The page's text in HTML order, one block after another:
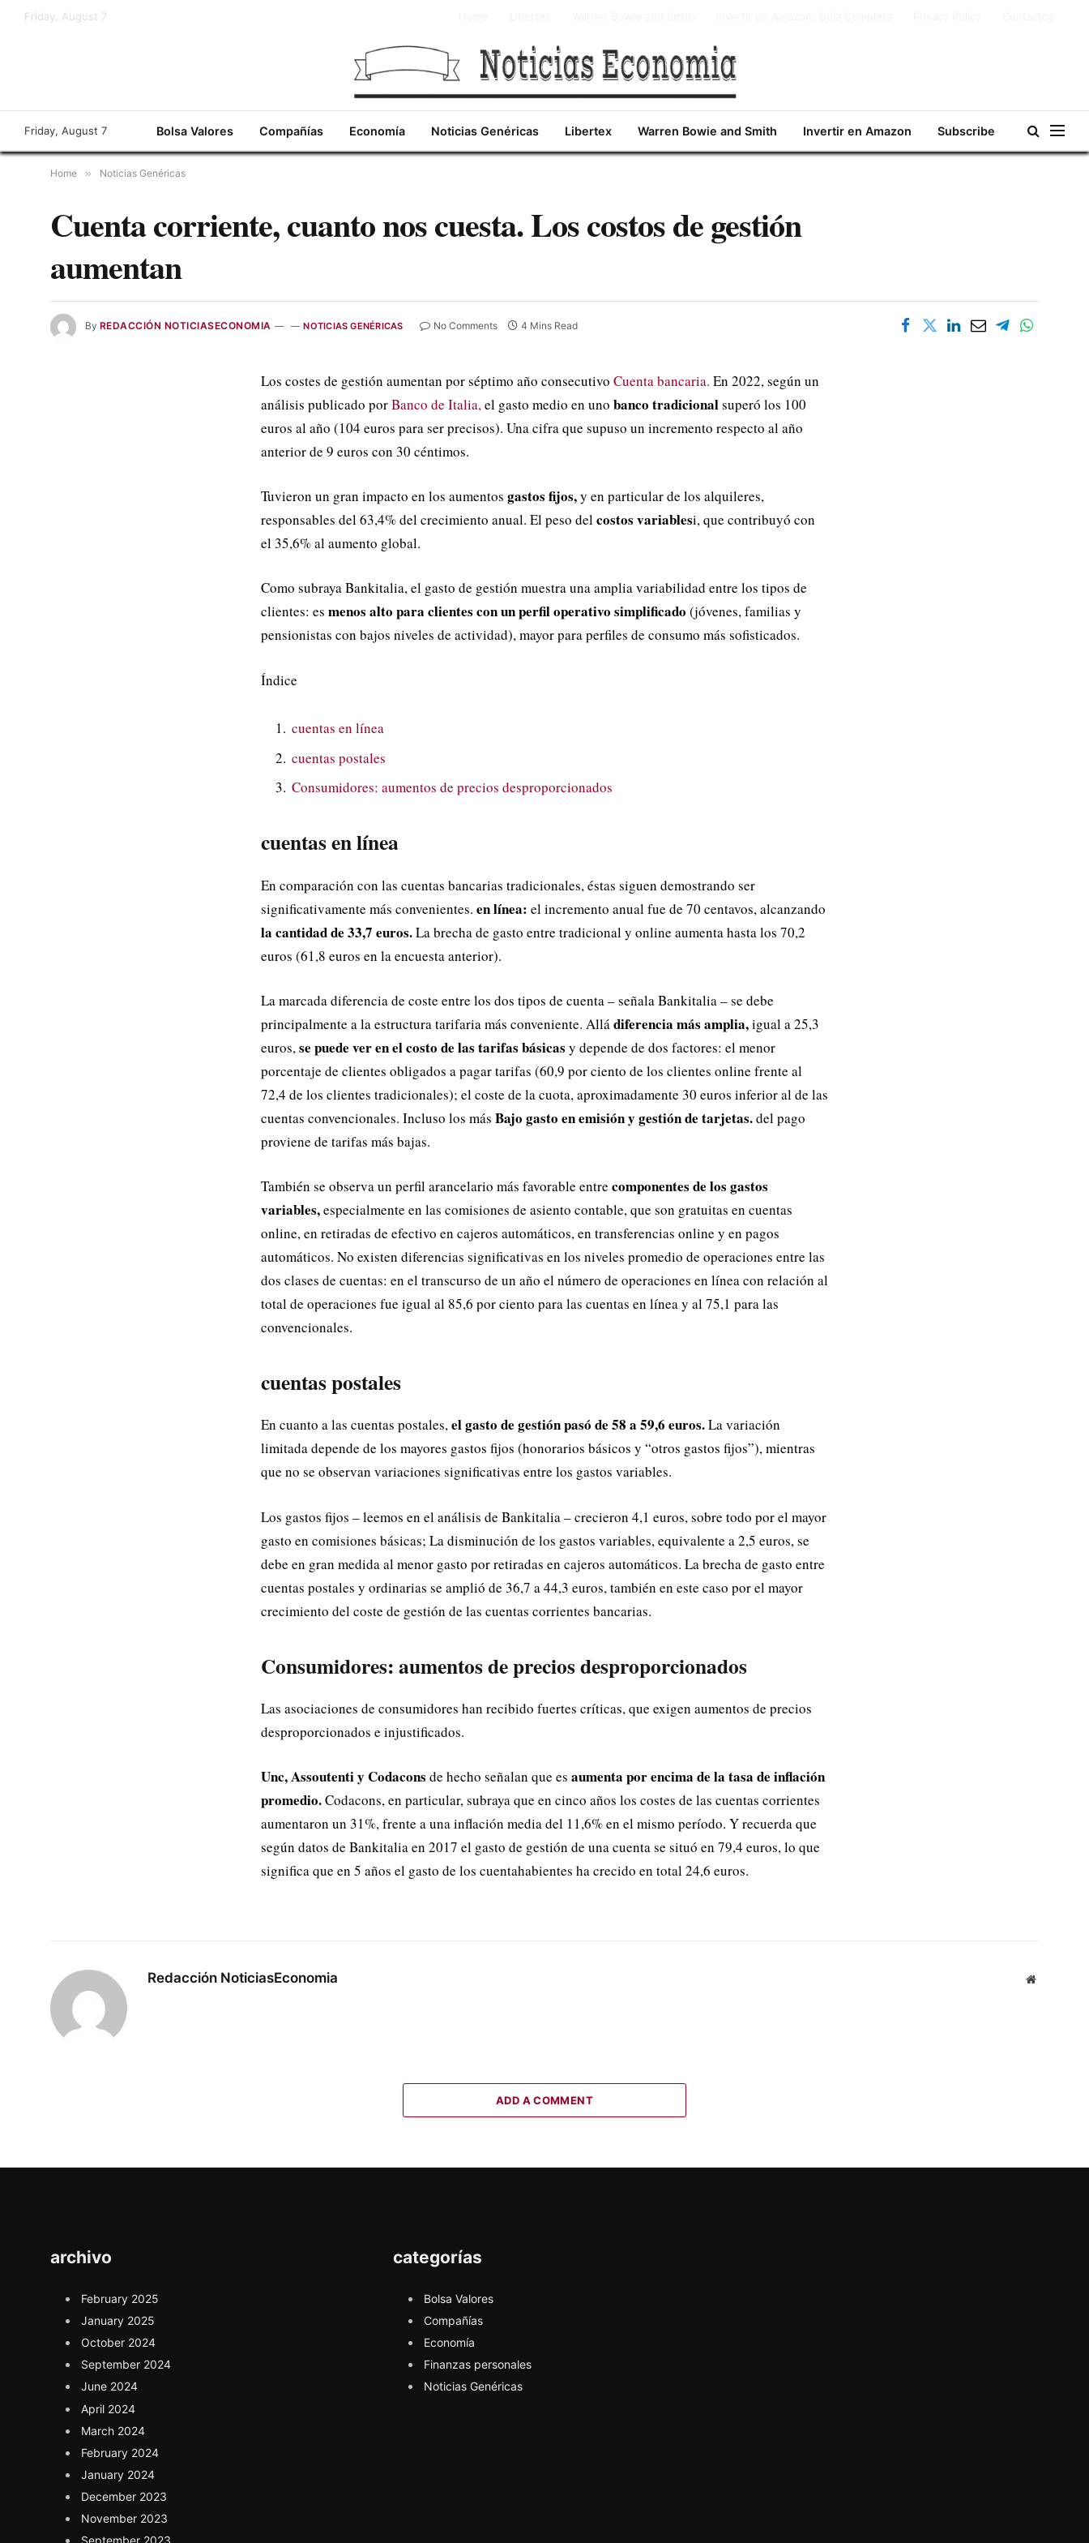
Friday, August 7
Friday, August 7 Bolsa Valores Compañías Economía Noticias Genéricas Libertex Warren Bowie and Smith Invertir en Amazon Subscribe
Home » Noticias Genéricas
Cuenta corriente, cuanto nos cuesta. Los costos de gestión
aumentan
By REDACCIÓN NOTICIASECONOMIA NOTICIAS GENÉRICAS No Comments 4 Mins Read
Los costes de gestión aumentan por séptimo año consecutivo Cuenta bancaria. En 2022, según un
análisis publicado porBanco de Italia,el gasto medio en uno banco tradicionalsuperó los 100
euros al año (104 euros para ser precisos). Una cifra que supuso un incremento respecto al año
anterior de 9 euros con 30 céntimos.
Tuvieron un gran impacto en los aumentos gastos fijos,y en particular de los alquileres,
responsables del 63,4% del crecimiento anual. El peso delcostos variablesi, que contribuyó con
el 35,6% al aumento global.
Como subraya Bankitalia, el gasto de gestión muestra una amplia variabilidad entre los tipos de
clientes: es menos alto para clientes con un perfil operativo simplificado (jóvenes, familias y
pensionistas con bajos niveles de actividad), mayor para perfiles de consumo más sofisticados.
Índice
cuentas en línea
cuentas postales
Consumidores: aumentos de precios desproporcionados
cuentas en línea
En comparación con las cuentas bancarias tradicionales, éstas siguen demostrando ser
significativamente más convenientes. en línea: el incremento anual fue de 70 centavos, alcanzando
la cantidad de 33,7 euros.La brecha de gasto entre tradicional y online aumenta hasta los 70,2
euros (61,8 euros en la encuesta anterior).
La marcada diferencia de coste entre los dos tipos de cuenta – señala Bankitalia – se debe
principalmente a la estructura tarifaria más conveniente. Alládiferencia más amplia,igual a 25,3
euros,se puede ver en el costo de las tarifas básicas y depende de dos factores: el menor
porcentaje de clientes obligados a pagar tarifas (60,9 por ciento de los clientes online frente al
72,4 de los clientes tradicionales); el coste de la cuota, aproximadamente 30 euros inferior al de las
cuentas convencionales. Incluso los más Bajo gasto en emisión y gestión de tarjetas.del pago
proviene de tarifas más bajas.
También se observa un perfil arancelario más favorable entre componentes de los gastos
variables,especialmente en las comisiones de asiento contable, que son gratuitas en cuentas
online, en retiradas de efectivo en cajeros automáticos, en transferencias online y en pagos
automáticos. No existen diferencias significativas en los niveles promedio de operaciones entre las
dos clases de cuentas: en el transcurso de un año el número de operaciones en línea con relación al
total de operaciones fue igual al 85,6 por ciento para las cuentas en línea y al 75,1 para las
convencionales.
cuentas postales
En cuanto a las cuentas postales,el gasto de gestión pasó de 58 a 59,6 euros.La variación
limitada depende de los mayores gastos fijos (honorarios básicos y “otros gastos fijos”), mientras
que no se observan variaciones significativas entre los gastos variables.
Los gastos fijos – leemos en el análisis de Bankitalia – crecieron 4,1 euros, sobre todo por el mayor
gasto en comisiones básicas; La disminución de los gastos variables, equivalente a 2,5 euros, se
debe en gran medida al menor gasto por retiradas en cajeros automáticos. La brecha de gasto entre
cuentas postales y ordinarias se amplió de 36,7 a 44,3 euros, también en este caso por el mayor
crecimiento del coste de gestión de las cuentas corrientes bancarias.
Consumidores: aumentos de precios desproporcionados
Las asociaciones de consumidores han recibido fuertes críticas, que exigen aumentos de precios
desproporcionados e injustificados.
Unc, Assoutenti y Codacons de hecho señalan que es aumenta por encima de la tasa de inflación
promedio.Codacons, en particular, subraya que en cinco años los costes de las cuentas corrientes
aumentaron un 31%, frente a una inflación media del 11,6% en el mismo período. Y recuerda que
según datos de Bankitalia en 2017 el gasto de gestión de una cuenta se situó en 79,4 euros, lo que
significa que en 5 años el gasto de los cuentahabientes ha crecido en total 24,6 euros.
Redacción NoticiasEconomia Website
ADD A COMMENT
archivo
February 2025
January 2025
October 2024
September 2024
June 2024
April 2024
March 2024
February 2024
January 2024
December 2023
November 2023
categorías
Bolsa Valores
Compañías
Economía
Finanzas personales
Noticias Genéricas